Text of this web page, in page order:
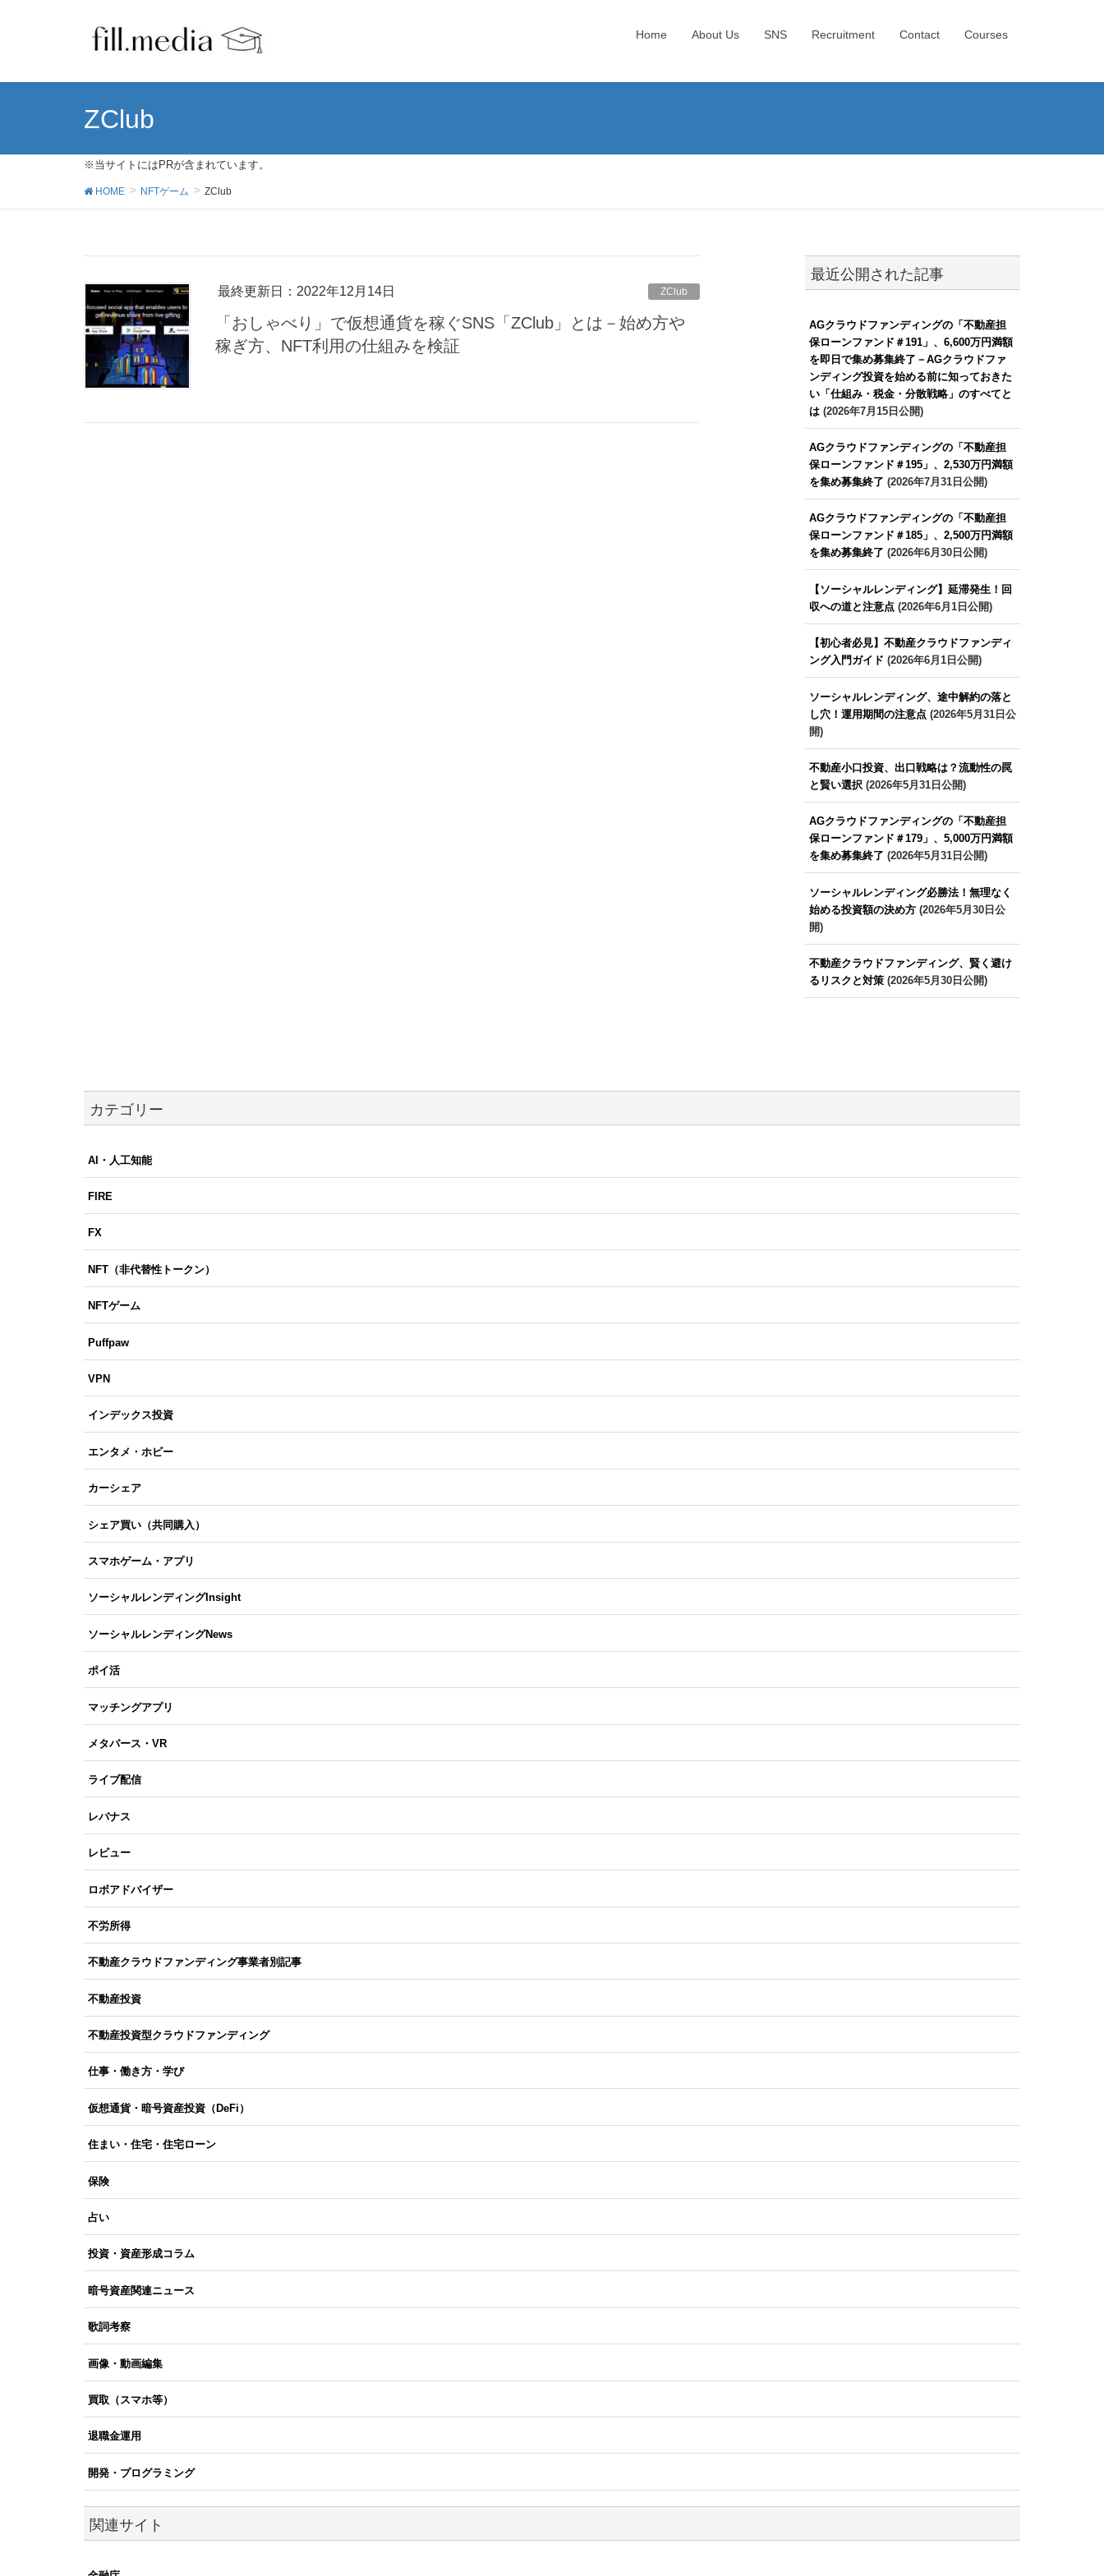
Home About Us SNS Recruitment Contact Courses
ZClub
※当サイトにはPRが含まれています。
HOME NFTゲーム ZClub
最終更新日：2022年12月14日 ZClub
「おしゃべり」で仮想通貨を稼ぐSNS「ZClub」とは－始め方や
稼ぎ方、NFT利用の仕組みを検証
最近公開された記事
AGクラウドファンディングの「不動産担
保ローンファンド＃191」、6,600万円満額
を即日で集め募集終了－AGクラウドファ
ンディング投資を始める前に知っておきた
い「仕組み・税金・分散戦略」のすべてと
は(2026年7月15日公開)
AGクラウドファンディングの「不動産担
保ローンファンド＃195」、2,530万円満額
を集め募集終了 (2026年7月31日公開)
AGクラウドファンディングの「不動産担
保ローンファンド＃185」、2,500万円満額
を集め募集終了 (2026年6月30日公開)
【ソーシャルレンディング】延滞発生！回
収への道と注意点(2026年6月1日公開)
【初心者必見】不動産クラウドファンディ
ング入門ガイド (2026年6月1日公開)
ソーシャルレンディング、途中解約の落と
し穴！運用期間の注意点(2026年5月31日公
開)
不動産小口投資、出口戦略は？流動性の罠
と賢い選択(2026年5月31日公開)
AGクラウドファンディングの「不動産担
保ローンファンド＃179」、5,000万円満額
を集め募集終了 (2026年5月31日公開)
ソーシャルレンディング必勝法！無理なく
始める投資額の決め方(2026年5月30日公
開)
不動産クラウドファンディング、賢く避け
るリスクと対策(2026年5月30日公開)
カテゴリー
AI・人工知能
FIRE
FX
NFT（非代替性トークン）
NFTゲーム
Puffpaw
VPN
インデックス投資
エンタメ・ホビー
カーシェア
シェア買い（共同購入）
スマホゲーム・アプリ
ソーシャルレンディングInsight
ソーシャルレンディングNews
ポイ活
マッチングアプリ
メタバース・VR
ライブ配信
レバナス
レビュー
ロボアドバイザー
不労所得
不動産クラウドファンディング事業者別記事
不動産投資
不動産投資型クラウドファンディング
仕事・働き方・学び
仮想通貨・暗号資産投資（DeFi）
住まい・住宅・住宅ローン
保険
占い
投資・資産形成コラム
暗号資産関連ニュース
歌詞考察
画像・動画編集
買取（スマホ等）
退職金運用
開発・プログラミング
関連サイト